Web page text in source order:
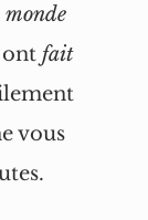
ont fait
vous